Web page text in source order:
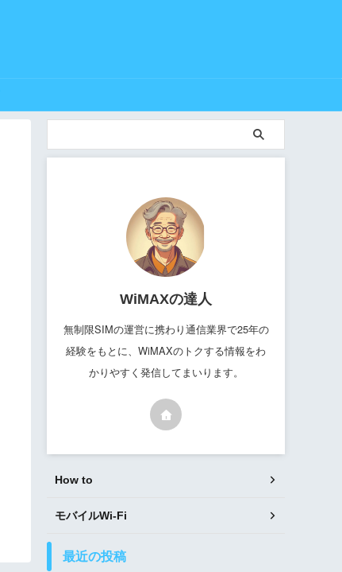
WiMAXの達人
無制限SIMの運営に携わり通信業界で25年の
経験をもとに、WiMAXのトクする情報をわ
かりやすく発信してまいります。
How to
モバイルWi-Fi
最近の投稿